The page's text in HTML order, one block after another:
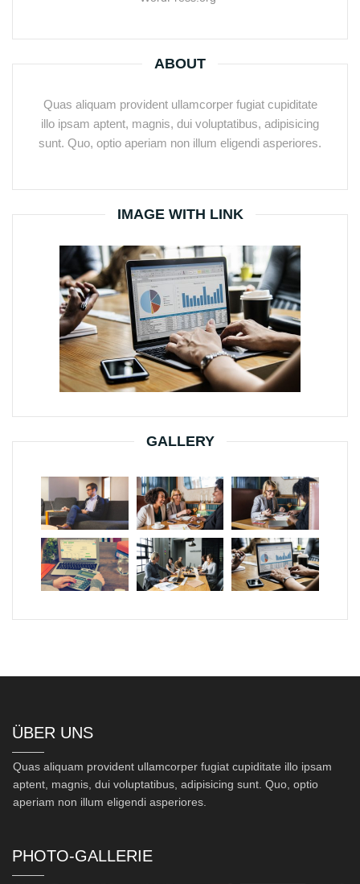
ABOUT
Quas aliquam provident ullamcorper fugiat cupiditate
illo ipsam aptent, magnis, dui voluptatibus, adipisicing
sunt. Quo, optio aperiam non illum eligendi asperiores.
IMAGE WITH LINK
GALLERY
ÜBER UNS
Quas aliquam provident ullamcorper fugiat cupiditate illo ipsam
aptent, magnis, dui voluptatibus, adipisicing sunt. Quo, optio
aperiam non illum eligendi asperiores.
PHOTO-GALLERIE